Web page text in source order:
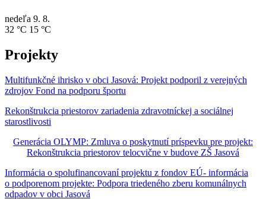
nedeľa 9. 8.
32 °C 15 °C
Projekty
Multifunkčné ihrisko v obci Jasová: Projekt podporil z verejných
zdrojov Fond na podporu športu
Rekonštrukcia priestorov zariadenia zdravotníckej a sociálnej
starostlivosti
Generácia OLYMP: Zmluva o poskytnutí príspevku pre projekt:
Rekonštrukcia priestorov telocvične v budove ZŠ Jasová
Informácia o spolufinancovaní projektu z fondov EÚ- informácia
o podporenom projekte: Podpora triedeného zberu komunálnych
odpadov v obci Jasová